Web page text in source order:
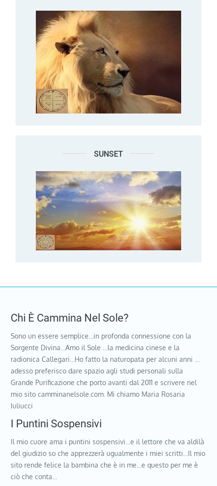
SUNSET
Chi È Cammina Nel Sole?
Sono un essere semplice…in profonda connessione con la
Sorgente Divina…Amo il Sole …la medicina cinese e la
radionica Callegari…Ho fatto la naturopata per alcuni anni …
adesso preferisco dare spazio agli studi personali sulla
Grande Purificazione che porto avanti dal 2011 e scrivere nel
mio sito camminanelsole.com. Mi chiamo Maria Rosaria
Iuliucci
I Puntini Sospensivi
Il mio cuore ama i puntini sospensivi…e il lettore che va aldilà
del giudizio so che apprezzerà ugualmente i miei scritti…Il mio
sito rende felice la bambina che è in me…e questo per me è
ciò che conta…